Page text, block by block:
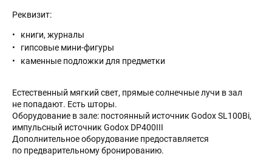
Реквизит:
книги, журналы
гипсовые мини-фигуры
каменные подложки для предметки
Естественный мягкий свет, прямые солнечные лучи в зал
не попадают. Есть шторы.
Оборудование в зале: постоянный источник Godox SL100Bi,
импульсный источник Godox DP400III
Дополнительное оборудование предоставляется
по предварительному бронированию.